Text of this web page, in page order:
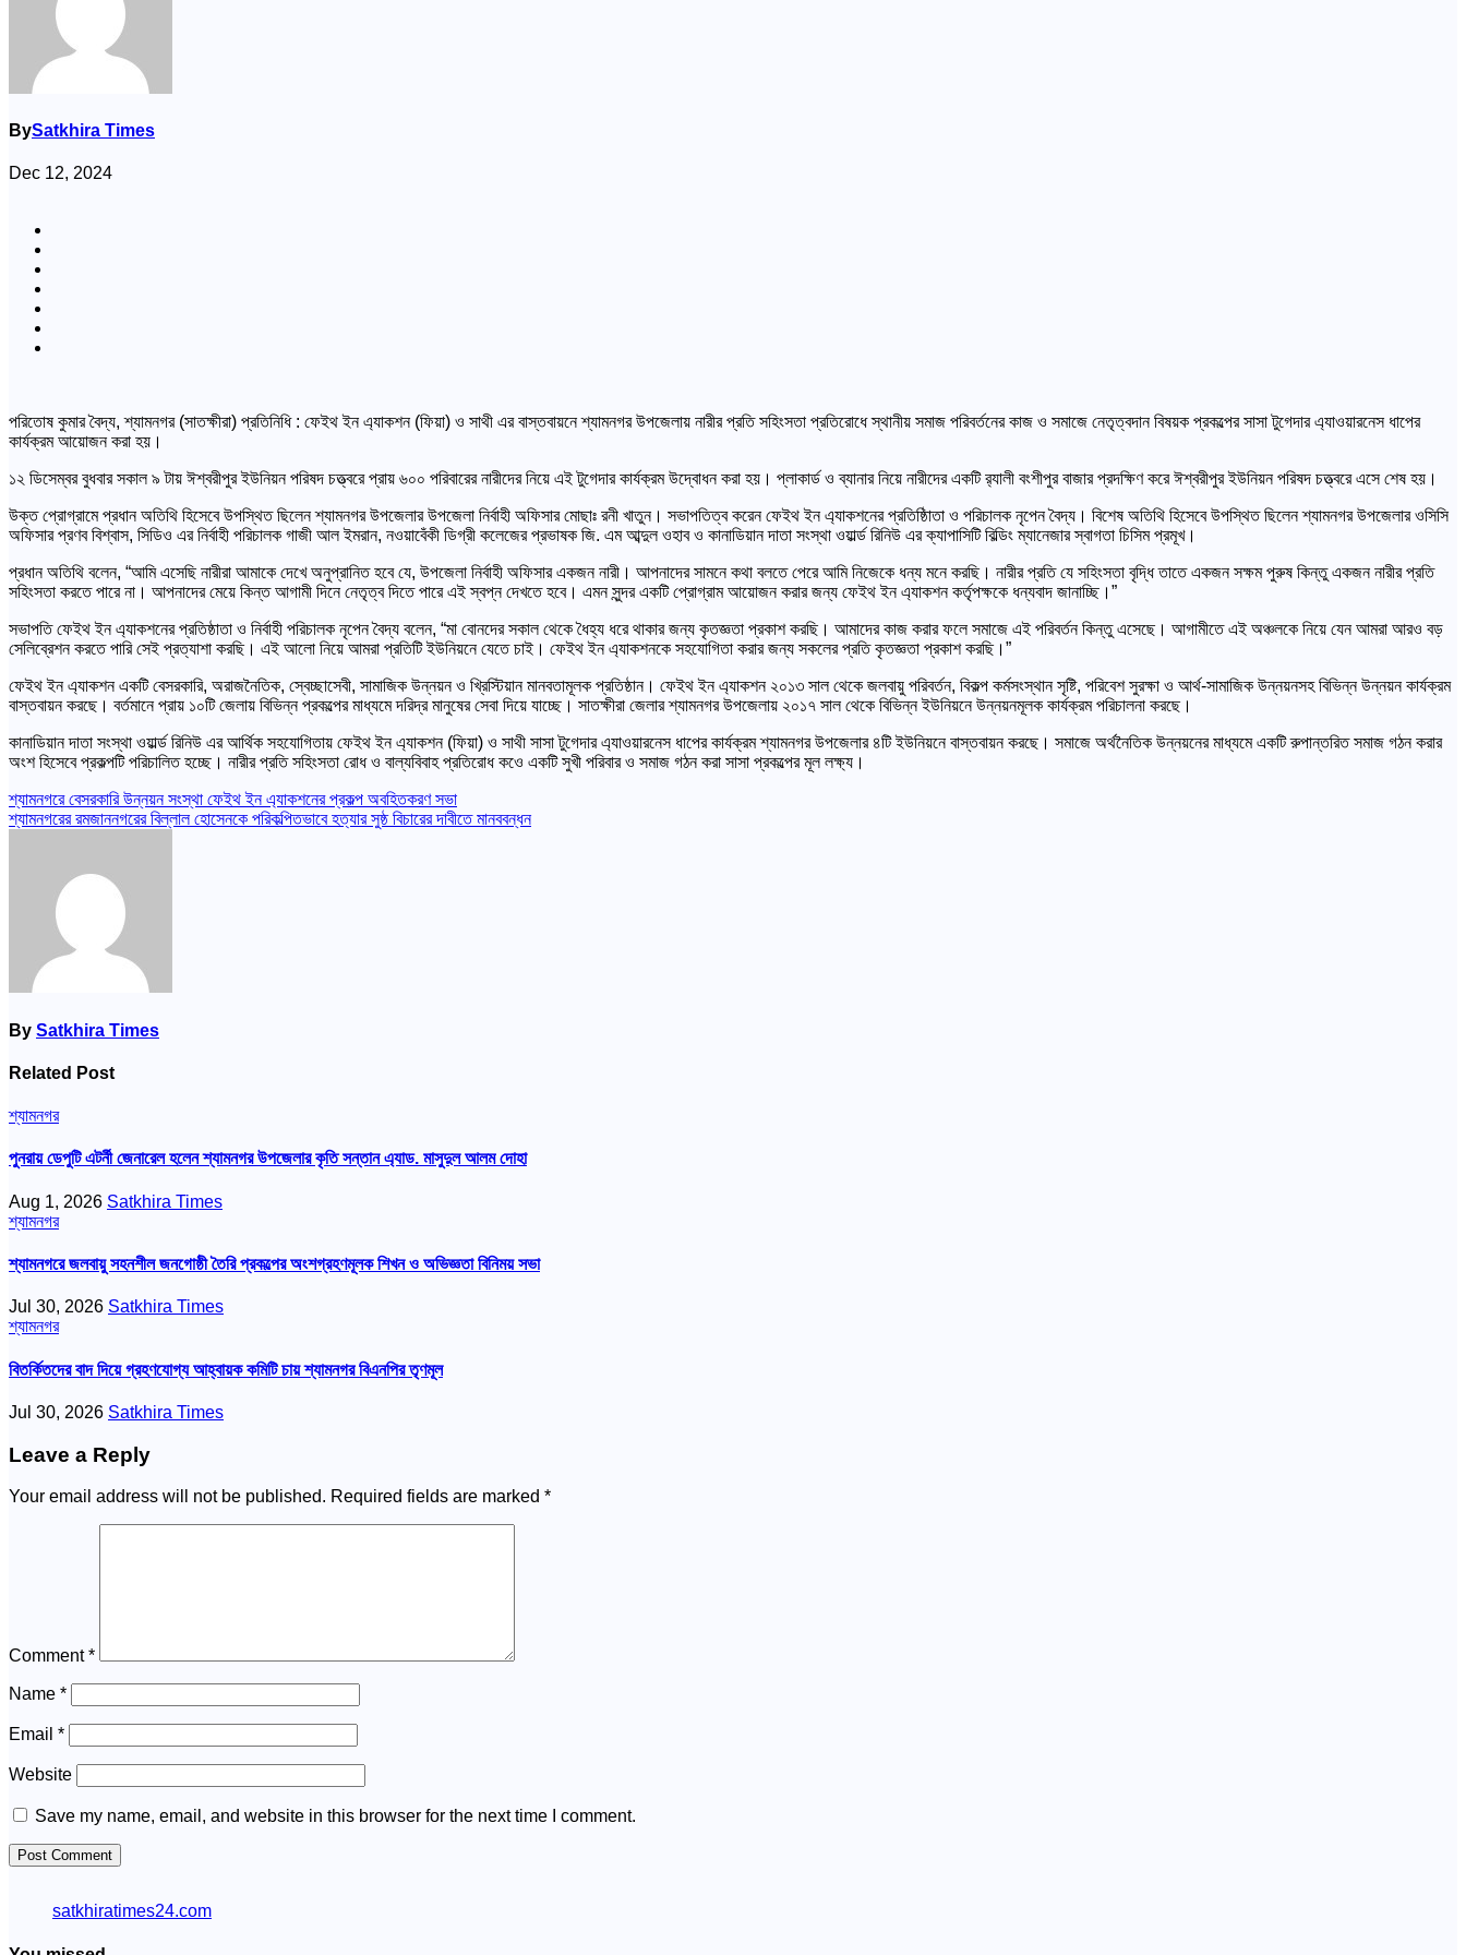
BySatkhira Times
Dec 12, 2024
পরিতোষ কুমার বৈদ্য, শ্যামনগর (সাতক্ষীরা) প্রতিনিধি : ফেইথ ইন এ্যাকশন (ফিয়া) ও সাথী এর বাস্তবায়নে শ্যামনগর উপজেলায় নারীর প্রতি সহিংসতা প্রতিরোধে স্থানীয় সমাজ পরিবর্তনের কাজ ও সমাজে নেতৃত্বদান বিষয়ক প্রকল্পের সাসা টুগেদার এ্যাওয়ারনেস ধাপের
কার্যক্রম আয়োজন করা হয়।
১২ ডিসেম্বর বুধবার সকাল ৯ টায় ঈশ্বরীপুর ইউনিয়ন পরিষদ চত্ত্বরে প্রায় ৬০০ পরিবারের নারীদের নিয়ে এই টুগেদার কার্যক্রম উদ্বোধন করা হয়। প্লাকার্ড ও ব্যানার নিয়ে নারীদের একটি র‌্যালী বংশীপুর বাজার প্রদক্ষিণ করে ঈশ্বরীপুর ইউনিয়ন পরিষদ চত্ত্বরে এসে শেষ হয়।
উক্ত প্রোগ্রামে প্রধান অতিথি হিসেবে উপস্থিত ছিলেন শ্যামনগর উপজেলার উপজেলা নির্বাহী অফিসার মোছাঃ রনী খাতুন। সভাপতিত্ব করেন ফেইথ ইন এ্যাকশনের প্রতিষ্ঠিাতা ও পরিচালক নৃপেন বৈদ্য। বিশেষ অতিথি হিসেবে উপস্থিত ছিলেন শ্যামনগর উপজেলার ওসিসি
অফিসার প্রণব বিশ্বাস, সিডিও এর নির্বাহী পরিচালক গাজী আল ইমরান, নওয়াবেঁকী ডিগ্রী কলেজের প্রভাষক জি. এম আব্দুল ওহাব ও কানাডিয়ান দাতা সংস্থা ওয়ার্ল্ড রিনিউ এর ক্যাপাসিটি বিল্ডিং ম্যানেজার স্বাগতা চিসিম প্রমূখ।
প্রধান অতিথি বলেন, “আমি এসেছি নারীরা আমাকে দেখে অনুপ্রানিত হবে যে, উপজেলা নির্বাহী অফিসার একজন নারী। আপনাদের সামনে কথা বলতে পেরে আমি নিজেকে ধন্য মনে করছি। নারীর প্রতি যে সহিংসতা বৃদ্ধি তাতে একজন সক্ষম পুরুষ কিন্তু একজন নারীর প্রতি
সহিংসতা করতে পারে না। আপনাদের মেয়ে কিন্ত আগামী দিনে নেতৃত্ব দিতে পারে এই স্বপ্ন দেখতে হবে। এমন সুন্দর একটি প্রোগ্রাম আয়োজন করার জন্য ফেইথ ইন এ্যাকশন কর্তৃপক্ষকে ধন্যবাদ জানাচ্ছি।”
সভাপতি ফেইথ ইন এ্যাকশনের প্রতিষ্ঠাতা ও নির্বাহী পরিচালক নৃপেন বৈদ্য বলেন, “মা বোনদের সকাল থেকে ধৈহ্য ধরে থাকার জন্য কৃতজ্ঞতা প্রকাশ করছি। আমাদের কাজ করার ফলে সমাজে এই পরিবর্তন কিন্তু এসেছে। আগামীতে এই অঞ্চলকে নিয়ে যেন আমরা আরও বড়
সেলিব্রেশন করতে পারি সেই প্রত্যাশা করছি। এই আলো নিয়ে আমরা প্রতিটি ইউনিয়নে যেতে চাই। ফেইথ ইন এ্যাকশনকে সহযোগিতা করার জন্য সকলের প্রতি কৃতজ্ঞতা প্রকাশ করছি।”
ফেইথ ইন এ্যাকশন একটি বেসরকারি, অরাজনৈতিক, স্বেচ্ছাসেবী, সামাজিক উন্নয়ন ও খ্রিস্টিয়ান মানবতামূলক প্রতিষ্ঠান। ফেইথ ইন এ্যাকশন ২০১৩ সাল থেকে জলবায়ু পরিবর্তন, বিকল্প কর্মসংস্থান সৃষ্টি, পরিবেশ সুরক্ষা ও আর্থ-সামাজিক উন্নয়নসহ বিভিন্ন উন্নয়ন কার্যক্রম
বাস্তবায়ন করছে। বর্তমানে প্রায় ১০টি জেলায় বিভিন্ন প্রকল্পের মাধ্যমে দরিদ্র মানুষের সেবা দিয়ে যাচ্ছে। সাতক্ষীরা জেলার শ্যামনগর উপজেলায় ২০১৭ সাল থেকে বিভিন্ন ইউনিয়নে উন্নয়নমূলক কার্যক্রম পরিচালনা করছে।
কানাডিয়ান দাতা সংস্থা ওয়ার্ল্ড রিনিউ এর আর্থিক সহযোগিতায় ফেইথ ইন এ্যাকশন (ফিয়া) ও সাথী সাসা টুগেদার এ্যাওয়ারনেস ধাপের কার্যক্রম শ্যামনগর উপজেলার ৪টি ইউনিয়নে বাস্তবায়ন করছে। সমাজে অর্থনৈতিক উন্নয়নের মাধ্যমে একটি রুপান্তরিত সমাজ গঠন করার
অংশ হিসেবে প্রকল্পটি পরিচালিত হচ্ছে। নারীর প্রতি সহিংসতা রোধ ও বাল্যবিবাহ প্রতিরোধ কওে একটি সুখী পরিবার ও সমাজ গঠন করা সাসা প্রকল্পের মূল লক্ষ্য।
Post
navigation
শ্যামনগরে বেসরকারি উন্নয়ন সংস্থা ফেইথ ইন এ্যাকশনের প্রকল্প অবহিতকরণ সভা
শ্যামনগরের রমজাননগরের বিল্লাল হোসেনকে পরিকল্পিতভাবে হত্যার সুষ্ঠ বিচারের দাবীতে মানববন্ধন
By Satkhira Times
Related Post
শ্যামনগর
পুনরায় ডেপুটি এটর্নী জেনারেল হলেন শ্যামনগর উপজেলার কৃতি সন্তান এ্যাড. মাসুদুল আলম দোহা
Aug 1, 2026 Satkhira Times
শ্যামনগর
শ্যামনগরে জলবায়ু সহনশীল জনগোষ্ঠী তৈরি প্রকল্পের অংশগ্রহণমূলক শিখন ও অভিজ্ঞতা বিনিময় সভা
Jul 30, 2026 Satkhira Times
শ্যামনগর
বিতর্কিতদের বাদ দিয়ে গ্রহণযোগ্য আহ্বায়ক কমিটি চায় শ্যামনগর বিএনপির তৃণমূল
Jul 30, 2026 Satkhira Times
Leave a Reply
Your email address will not be published. Required fields are marked *
Comment*
Name *
Email *
Website
Save my name, email, and website in this browser for the next time I comment.
satkhiratimes24.com